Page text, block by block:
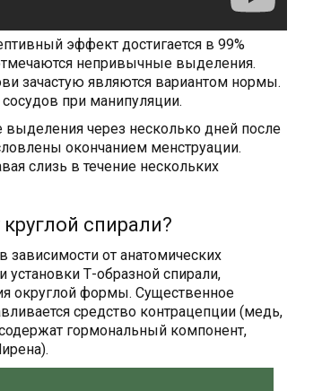
эффект достигается в 99%
непривычные выделения.
зачастую являются вариантом нормы.
при манипуляции.
через несколько дней после
окончанием менструации.
слизь в течение нескольких
спирали?
от анатомических
Т-образной спирали,
округлой формы. Существенное
средство контрацепции (медь,
гормональный компонент,